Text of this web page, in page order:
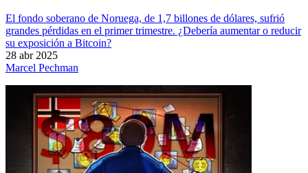
El fondo soberano de Noruega, de 1,7 billones de dólares, sufrió
grandes pérdidas en el primer trimestre. ¿Debería aumentar o reducir
su exposición a Bitcoin?
28 abr 2025
Marcel Pechman